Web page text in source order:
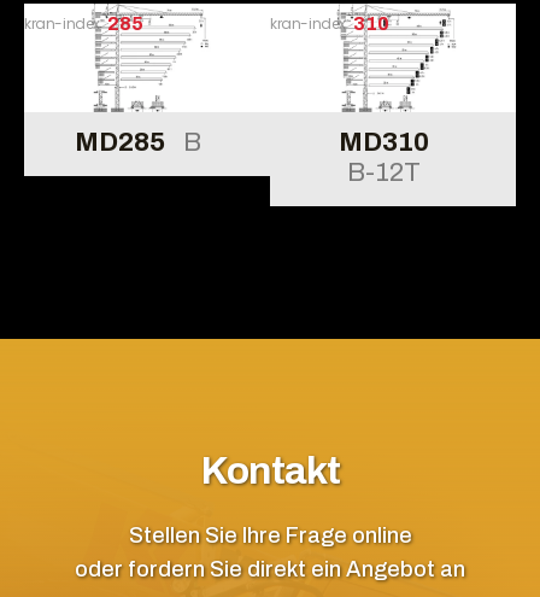
kran-index 285
MD285 B
kran-index 310
MD310
B-12T
Kontakt
Stellen Sie Ihre Frage online
oder fordern Sie direkt ein Angebot an